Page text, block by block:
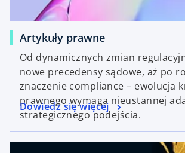
Artykuły prawne
Od dynamicznych zmian
nowe precedensy sądowe, aż po
znaczenie compliance – ewolucja
prawnego wymaga nieustannej
strategicznego podejścia.
Dowiedz się więcej